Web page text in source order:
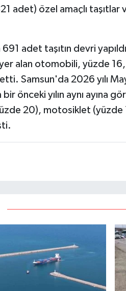
adet) özel amaçlı taşıtlar
adet taşıtın devri
alan otomobili, yüzde
Samsun'da 2026 yılı
önceki yılın aynı ayına
20), motosiklet